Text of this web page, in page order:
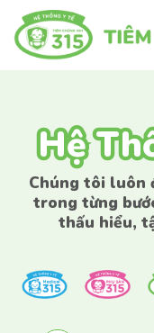
Hệ
Hệ
Chúng tôi luôn
trong từng
thấu hiểu,